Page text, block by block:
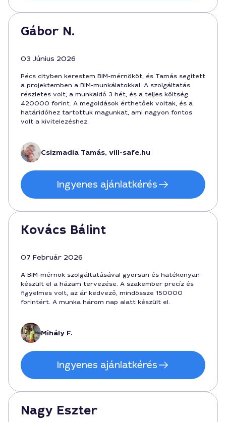
Gábor N.
03 Június 2026
Pécs cityben kerestem BIM-mérnököt, és Tamás segített
a projektemben a BIM-munkálatokkal. A szolgáltatás
részletes volt, a munkaidő 3 hét, és a teljes költség
420000 forint. A megoldások érthetőek voltak, és a
határidőhez tartottuk magunkat, ami nagyon fontos
volt a kivitelezéshez.
Csizmadia Tamás, vill-safe.hu
Ingyenes ajánlatkérés
Kovács Bálint
07 Február 2026
A BIM-mérnök szolgáltatásával gyorsan és hatékonyan
készült el a házam tervezése. A szakember precíz és
figyelmes volt, az ár kedvező, mindössze 150000
forintért. A munka három nap alatt készült el.
Mihály F.
Ingyenes ajánlatkérés
Nagy Eszter